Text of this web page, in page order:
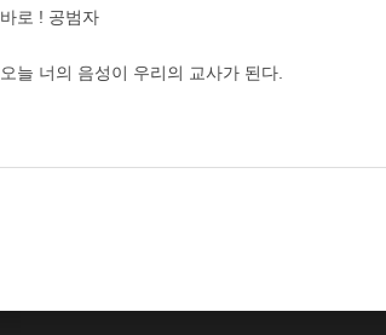
바로 ! 공범자
오늘 너의 음성이 우리의 교사가 된다.